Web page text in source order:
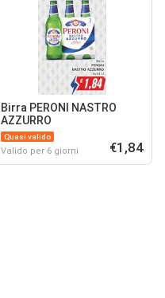
Birra PERONI NASTRO
AZZURRO
Quasi valido
Valido per 6 giorni €1,84